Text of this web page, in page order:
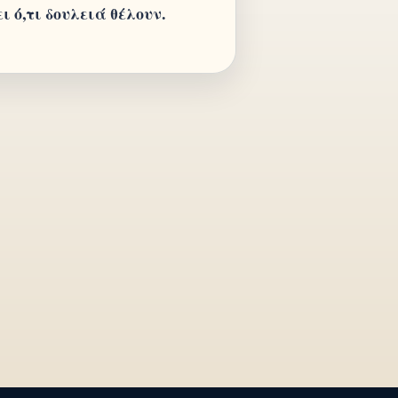
δουλειά θέλουν.